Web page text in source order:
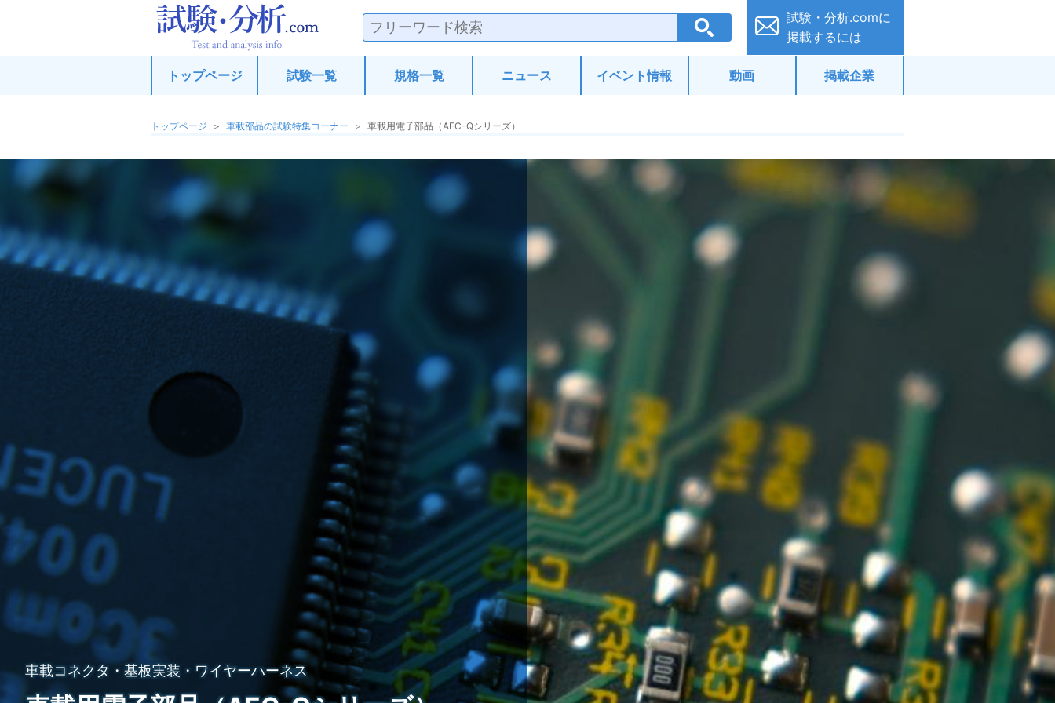
試験・分析.com
試験・分析.comに
掲載するには
トップページ 試験一覧 規格一覧 ニュース イベント情報 動画 掲載企業
トップページ 車載部品の試験特集コーナー 車載用電子部品（AEC-Qシリーズ）
車載コネクタ・基板実装・ワイヤーハーネス